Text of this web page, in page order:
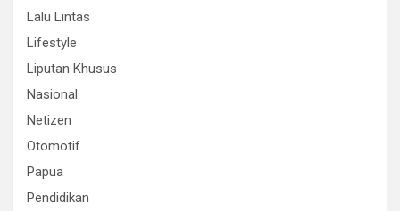
Lalu Lintas
Lifestyle
Liputan Khusus
Nasional
Netizen
Otomotif
Papua
Pendidikan